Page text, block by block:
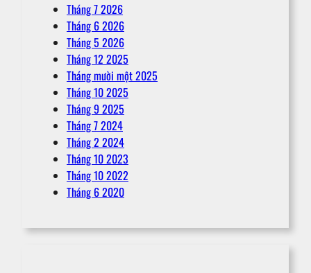
Tháng 7 2026
Tháng 6 2026
Tháng 5 2026
Tháng 12 2025
Tháng mười một 2025
Tháng 10 2025
Tháng 9 2025
Tháng 7 2024
Tháng 2 2024
Tháng 10 2023
Tháng 10 2022
Tháng 6 2020